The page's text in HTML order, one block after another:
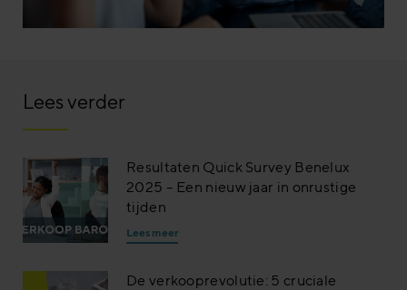
Lees verder
Resultaten Quick Survey Benelux
2025 – Een nieuw jaar in onrustige
tijden
Lees meer
De verkooprevolutie: 5 cruciale